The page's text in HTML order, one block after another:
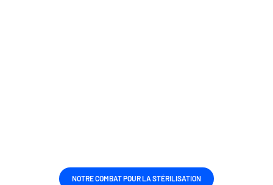
NOTRE COMBAT POUR LA STÉRILISATION